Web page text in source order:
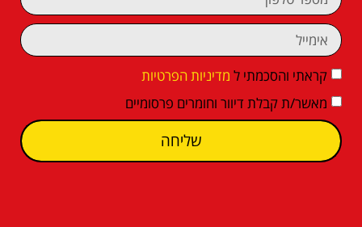
קראתי והסכמתי ל מדיניות הפרטיות
מאשר/ת קבלת דיוור וחומרים פרסומיים
שליחה